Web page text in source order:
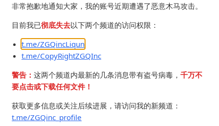
非常抱歉地通知大家，我的账号近期遭遇了恶意木马攻击。
目前我已彻底失去以下两个频道的访问权限：
t.me/ZGQincLiqun
t.me/CopyRightZGQInc
警告： 这两个频道内最新的几条消息带有盗号病毒， 千万不
要点击或下载任何文件！
获取更多信息或关注后续进展，请访问我的新频道：
t.me/ZGQinc_profile